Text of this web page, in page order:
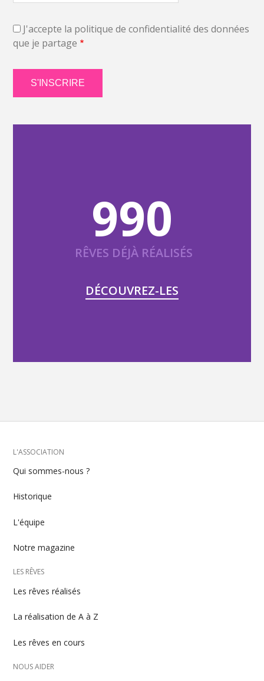
J'accepte la politique de confidentialité des données
que je partage
990
RÊVES DÉJÀ RÉALISÉS
DÉCOUVREZ-LES
Menu
footer
L'ASSOCIATION
Qui sommes-nous ?
Historique
L'équipe
Notre magazine
LES RÊVES
Les rêves réalisés
La réalisation de A à Z
Les rêves en cours
NOUS AIDER